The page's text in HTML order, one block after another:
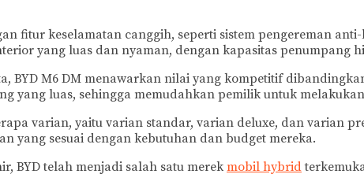
fitur keselamatan canggih, seperti sistem pengereman
yang luas dan nyaman, dengan kapasitas penumpang
BYD M6 DM menawarkan nilai yang kompetitif
yang luas, sehingga memudahkan pemilik untuk
varian, yaitu varian standar, varian deluxe, dan varian
yang sesuai dengan kebutuhan dan budget mereka.
BYD telah menjadi salah satu merek mobil hybrid